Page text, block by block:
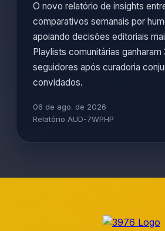
O novo relatório de insights
comparativos semanais por
apoiando decisões editoriais
Playlists comunitárias
seguidores após curadoria
convidados.
06 de ago. de 2026
Relatório AUD-7WPHP